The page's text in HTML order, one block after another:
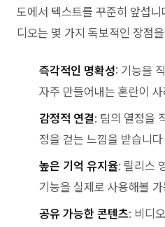
도에서 텍스트를 꾸준히 앞섭니
디오는 몇 가지 독보적인 장점
즉각적인 명확성: 기능을
자주 만들어내는 혼란이
감정적 연결: 팀의 열정을
정을 걷는 느낌을 받습니다
높은 기억 유지율: 릴리스
기능을 실제로 사용해볼
공유 가능한 콘텐츠: 비디